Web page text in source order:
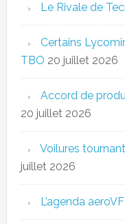
Le Rivale de
Certains
TBO 20 juillet 2026
Accord de
20 juillet 2026
Voilures
juillet 2026
L’agenda